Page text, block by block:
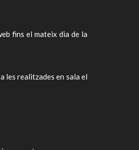
fins el mateix dia de la
les realitzades en sala el